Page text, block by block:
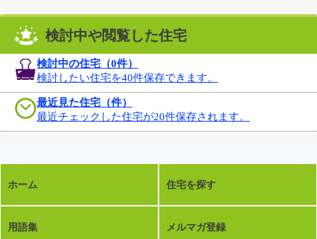
検討中や閲覧した住宅
検討中の住宅（0件）
検討したい住宅を40件保存できます。
最近見た住宅（件）
最近チェックした住宅が20件保存されます。
ホーム 住宅を探す
用語集 メルマガ登録